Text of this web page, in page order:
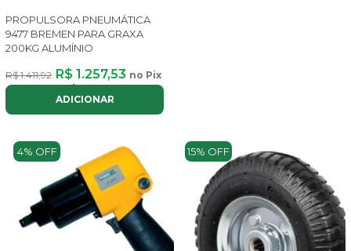
PROPULSORA PNEUMÁTICA
9477 BREMEN PARA GRAXA
200KG ALUMÍNIO
R$ 1.411,92 R$ 1.257,53 no Pix
ou até
com juros
ADICIONAR
4% OFF 15% OFF